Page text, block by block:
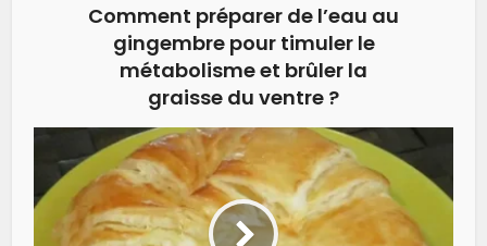
Comment préparer de l’eau au
gingembre pour timuler le
métabolisme et brûler la
graisse du ventre ?